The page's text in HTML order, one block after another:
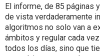
El informe, de 85 páginas
de vista verdaderamente
algoritmos no solo van a
ámbitos y regular cada
todos los días, sino que